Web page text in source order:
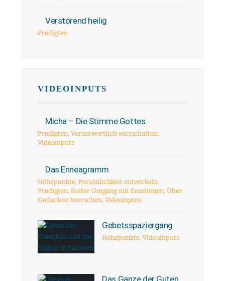
Verstörend heilig
Predigten
VIDEOINPUTS
Micha – Die Stimme Gottes
Predigten, Verantwortlich wirtschaften,
Videoinputs
Das Enneagramm
Höhepunkte, Persönlichkeit entwickeln,
Predigten, Reifer Umgang mit Emotionen, Über
Gedanken herrschen, Videoinputs
Gebetsspaziergang
Höhepunkte,Videoinputs
Das Ganze der Guten